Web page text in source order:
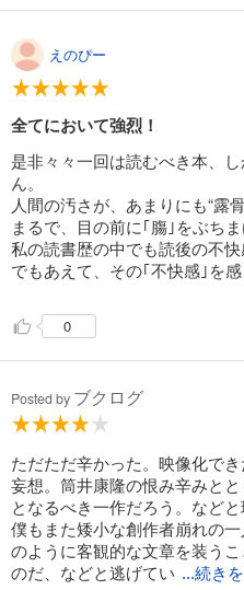
えのぴー
全てにおいて強烈！
是非々々一回は読むべき本、
ん。
人間の汚さが、あまりにも“露
まるで、目の前に｢膓｣をぶち
私の読書歴の中でも読後の不
でもあえて、その｢不快感｣を
0
Posted by ブクログ
ただただ辛かった。映像化で
妄想。筒井康隆の恨み辛みと
となるべき一作だろう。など
僕もまた矮小な創作者崩れの
のように客観的な文章を装う
のだ、などと逃げてい ...続き